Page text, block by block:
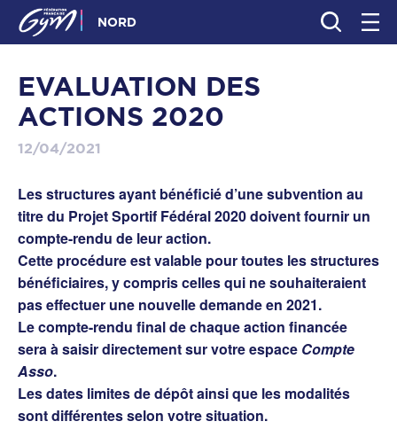
NORD
EVALUATION DES
ACTIONS 2020
12/04/2021
Les structures ayant bénéficié d’une subvention au
titre du Projet Sportif Fédéral 2020 doivent fournir un
compte-rendu de leur action.
Cette procédure est valable pour toutes les structures
bénéficiaires,y compris celles qui ne souhaiteraient
pas effectuer une nouvelle demande en 2021.
Le compte-rendu final de chaque action financée
sera à saisir directement sur votre espace Compte
Asso.
Les dates limites de dépôt ainsi que les modalités
sont différentes selon votre situation.